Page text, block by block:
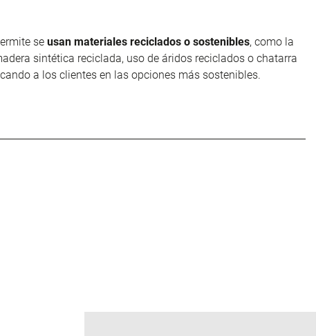
se usan materiales reciclados o sostenibles, como la
sintética reciclada, uso de áridos reciclados o chatarra
a los clientes en las opciones más sostenibles.